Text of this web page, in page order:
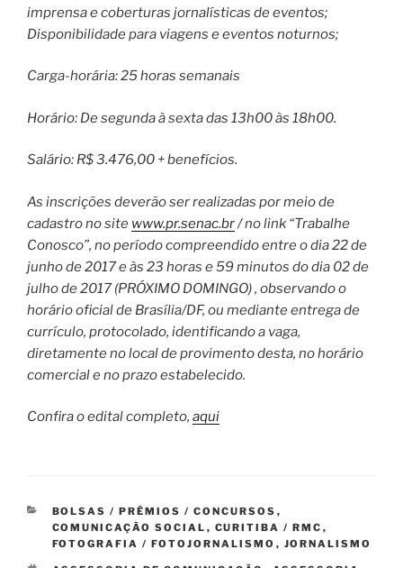
imprensa e coberturas jornalísticas de eventos;
Disponibilidade para viagens e eventos noturnos;
Carga-horária: 25 horas semanais
Horário: De segunda à sexta das 13h00 às 18h00.
Salário: R$ 3.476,00 + benefícios.
As inscrições deverão ser realizadas por meio de
cadastro no site www.pr.senac.br/ no link “Trabalhe
Conosco”, no período compreendido entre o dia 22 de
junho de 2017 e às 23 horas e 59 minutos do dia 02 de
julho de 2017 (PRÓXIMO DOMINGO) , observando o
horário oficial de Brasília/DF, ou mediante entrega de
currículo, protocolado, identificando a vaga,
diretamente no local de provimento desta, no horário
comercial e no prazo estabelecido.
Confira o edital completo, aqui
CATEGORIAS
BOLSAS / PRÊMIOS / CONCURSOS ,
COMUNICAÇÃO SOCIAL , CURITIBA / RMC ,
FOTOGRAFIA / FOTOJORNALISMO , JORNALISMO